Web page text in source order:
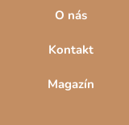
O nás
Kontakt
Magazín